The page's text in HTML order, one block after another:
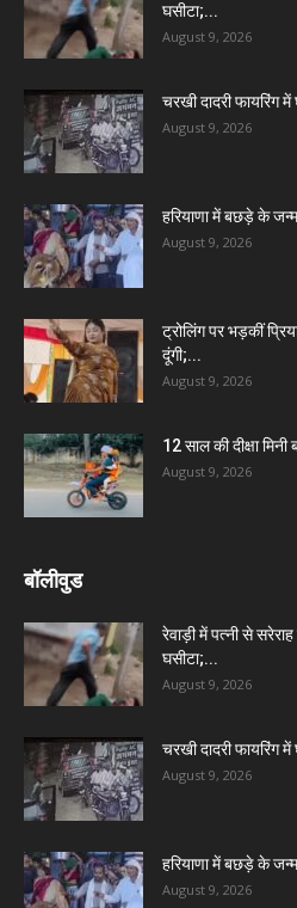
घसीटा;...
August 9, 2026
चरखी दादरी फायरिंग
August 9, 2026
हरियाणा में बछड़े के
August 9, 2026
ट्रोलिंग पर भड़कीं
दूंगी;...
August 9, 2026
12 साल की दीक्षा
August 9, 2026
बॉलीवुड
रेवाड़ी में पत्नी से
घसीटा;...
August 9, 2026
चरखी दादरी फायरिंग
August 9, 2026
हरियाणा में बछड़े के
August 9, 2026